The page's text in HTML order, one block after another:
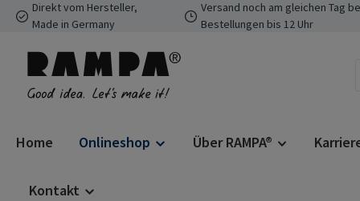
Hauptinhalt springen
Zur Suche springen
Zur Hauptnavigation springen
Direkt vom Hersteller,
Made in Germany
Versand noch am gleichen Tag
Bestellungen bis 12 Uhr
Home Onlineshop Über RAMPA®
Kontakt